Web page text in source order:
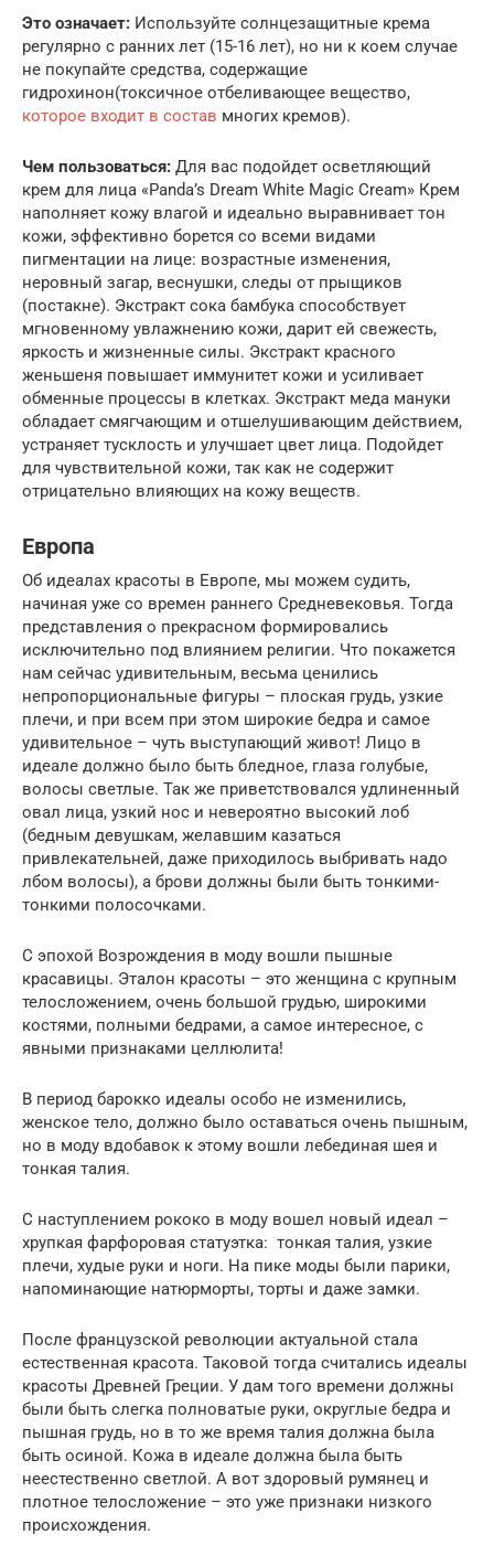
Это означает: Используйте солнцезащитные крема
регулярно с ранних лет (15-16 лет), но ни к коем случае
не покупайте средства, содержащие
гидрохинон(токсичное отбеливающее вещество,
которое входит в состав многих кремов).
Чем пользоваться: Для вас подойдет осветляющий
крем для лица «Panda’s Dream White Magic Cream» Крем
наполняет кожу влагой и идеально выравнивает тон
кожи, эффективно борется со всеми видами
пигментации на лице: возрастные изменения,
неровный загар, веснушки, следы от прыщиков
(постакне). Экстракт сока бамбука способствует
мгновенному увлажнению кожи, дарит ей свежесть,
яркость и жизненные силы. Экстракт красного
женьшеня повышает иммунитет кожи и усиливает
обменные процессы в клетках. Экстракт меда мануки
обладает смягчающим и отшелушивающим действием,
устраняет тусклость и улучшает цвет лица. Подойдет
для чувствительной кожи, так как не содержит
отрицательно влияющих на кожу веществ.
Европа
Об идеалах красоты в Европе, мы можем судить,
начиная уже со времен раннего Средневековья. Тогда
представления о прекрасном формировались
исключительно под влиянием религии. Что покажется
нам сейчас удивительным, весьма ценились
непропорциональные фигуры – плоская грудь, узкие
плечи, и при всем при этом широкие бедра и самое
удивительное – чуть выступающий живот! Лицо в
идеале должно было быть бледное, глаза голубые,
волосы светлые. Так же приветствовался удлиненный
овал лица, узкий нос и невероятно высокий лоб
(бедным девушкам, желавшим казаться
привлекательней, даже приходилось выбривать надо
лбом волосы), а брови должны были быть тонкими-
тонкими полосочками.
С эпохой Возрождения в моду вошли пышные
красавицы. Эталон красоты – это женщина с крупным
телосложением, очень большой грудью, широкими
костями, полными бедрами, а самое интересное, с
явными признаками целлюлита!
В период барокко идеалы особо не изменились,
женское тело, должно было оставаться очень пышным,
но в моду вдобавок к этому вошли лебединая шея и
тонкая талия.
С наступлением рококо в моду вошел новый идеал –
хрупкая фарфоровая статуэтка: тонкая талия, узкие
плечи, худые руки и ноги. На пике моды были парики,
напоминающие натюрморты, торты и даже замки.
После французской революции актуальной стала
естественная красота. Таковой тогда считались идеалы
красоты Древней Греции. У дам того времени должны
были быть слегка полноватые руки, округлые бедра и
пышная грудь, но в то же время талия должна была
быть осиной. Кожа в идеале должна была быть
неестественно светлой. А вот здоровый румянец и
плотное телосложение – это уже признаки низкого
происхождения.